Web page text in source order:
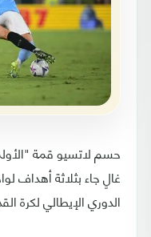
حسم لاتسيو قمة
غالٍ جاء بثلاثة أهداف
الدوري الإيطالي لكرة